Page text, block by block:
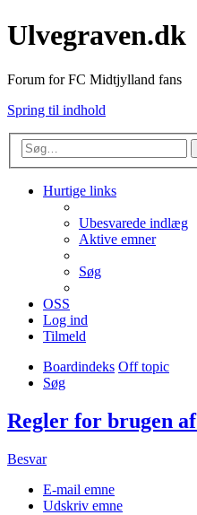
Ulvegraven.dk
Forum for FC Midtjylland fans
Spring til indhold
Hurtige links
Ubesvarede indlæg
Aktive emner
Søg
OSS
Log ind
Tilmeld
Boardindeks Off topic
Søg
Regler for brugen
Besvar
E-mail emne
Udskriv emne